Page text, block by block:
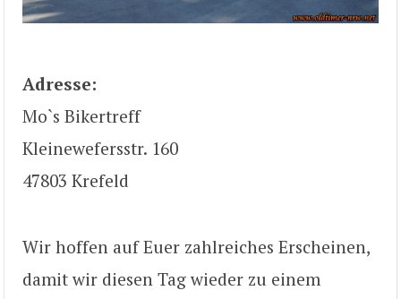
Adresse:
Mo`s Bikertreff
Kleinewefersstr. 160
47803 Krefeld
Wir hoffen auf Euer zahlreiches Erscheinen,
damit wir diesen Tag wieder zu einem